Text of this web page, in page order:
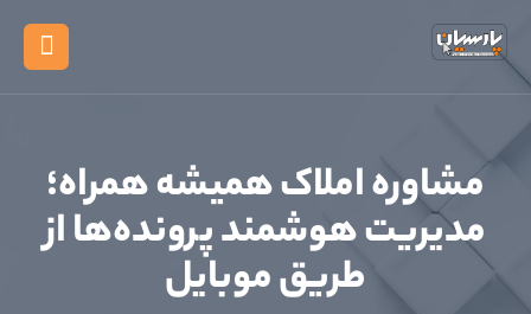
دانلود
X
املاک همیشه همراه؛
هوشمند پرونده‌ها از
طریق موبایل